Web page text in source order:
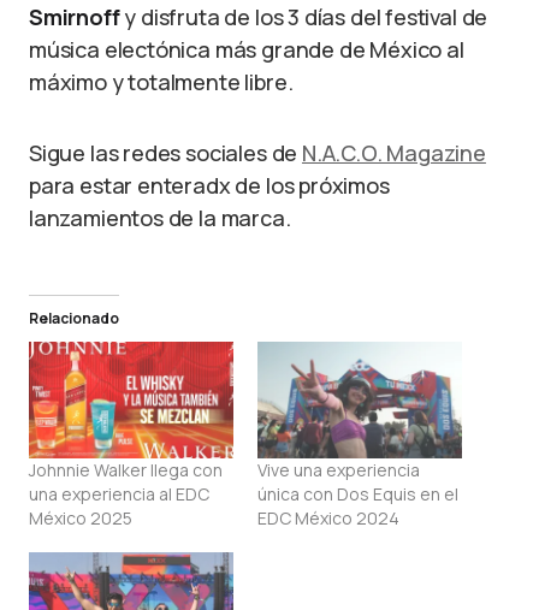
Smirnoffy disfruta de los 3 días del festival de
música electónica más grande de México al
máximo y totalmente libre.
Sigue las redes sociales de N.A.C.O. Magazine
para estar enteradx de los próximos
lanzamientos de la marca.
Relacionado
Johnnie Walker llega con
una experiencia al EDC
México 2025
Vive una experiencia
única con Dos Equis en el
EDC México 2024